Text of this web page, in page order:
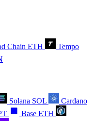
Chain ETH
Tempo
Solana SOL
Cardano
Base ETH